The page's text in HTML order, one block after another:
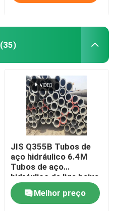
(35)
JIS Q355B Tubos de
aço hidráulico 6.4M
Tubos de aço
hidráulico de liga baixa
8mm
Melhor preço